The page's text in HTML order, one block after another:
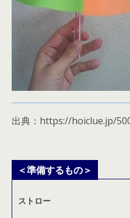
出典：https://hoiclue.jp/
＜準備するもの＞
ストロー